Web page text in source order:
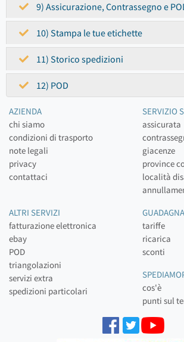
9) Assicurazione, Contrassegno e
10) Stampa le tue etichette
11) Storico spedizioni
12) POD
AZIENDA
chi siamo
condizioni di trasporto
note legali
privacy
contattaci
SERVIZIO
assicurata
giacenze
province
località
ALTRI SERVIZI
fatturazione elettronica
ebay
POD
triangolazioni
servizi extra
spedizioni particolari
tariffe
ricarica
sconti
cos'è
punti sul